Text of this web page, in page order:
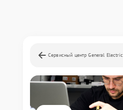
Сервисный центр General Electric